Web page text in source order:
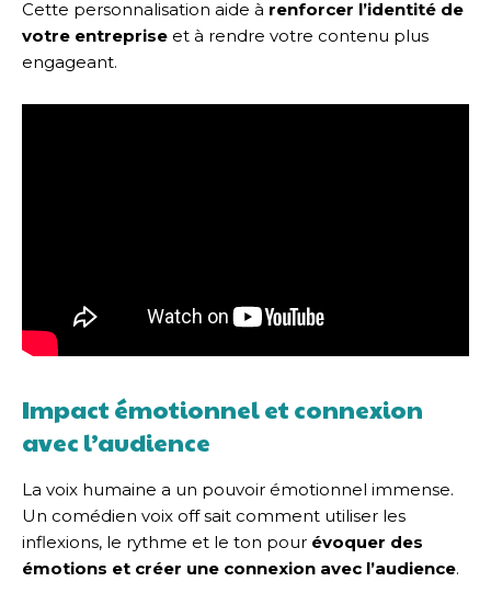
Cette personnalisation aide à renforcer l’identité de
votre entreprise et à rendre votre contenu plus
engageant.
Impact émotionnel et connexion
avec l’audience
La voix humaine a un pouvoir émotionnel immense.
Un comédien voix off sait comment utiliser les
inflexions, le rythme et le ton pour évoquer des
émotions et créer une connexion avec l’audience.